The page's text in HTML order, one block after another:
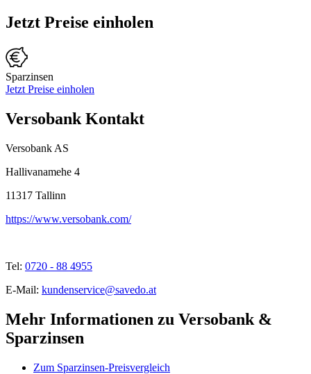
Jetzt Preise einholen
Sparzinsen
Jetzt Preise einholen
Versobank Kontakt
Versobank AS
Hallivanamehe 4
11317 Tallinn
https://www.versobank.com/
Tel: 0720 - 88 4955
E-Mail: kundenservice@savedo.at
Mehr Informationen zu Versobank &
Sparzinsen
Zum Sparzinsen-Preisvergleich